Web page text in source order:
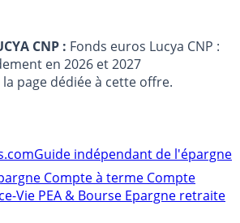
CNP : Fonds euros Lucya CNP :
en 2026 et 2027
page dédiée à cette offre.
Guide indépendant de l'épargne
Compte à terme Compte
Vie PEA & Bourse Epargne retraite